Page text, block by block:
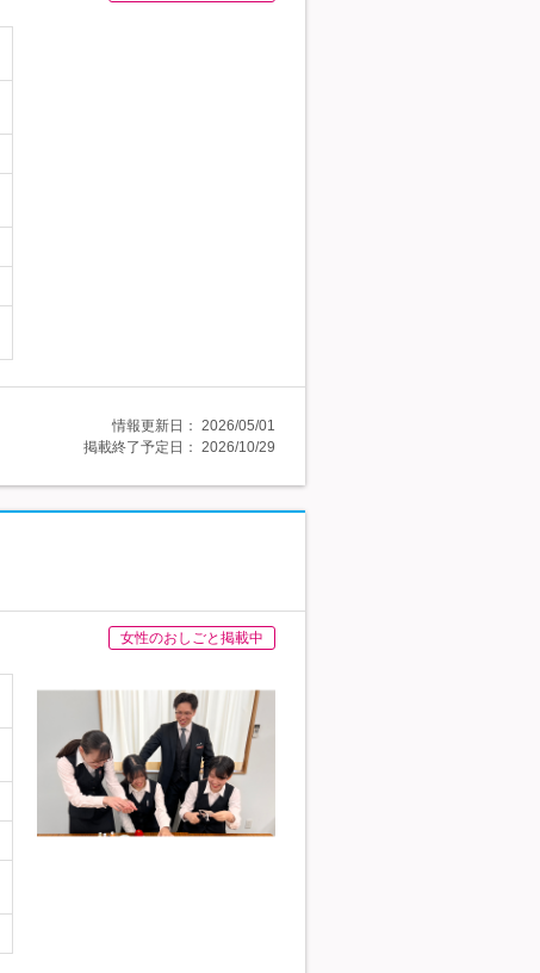
情報更新日： 2026/05/01
掲載終了予定日： 2026/10/29
女性のおしごと掲載中